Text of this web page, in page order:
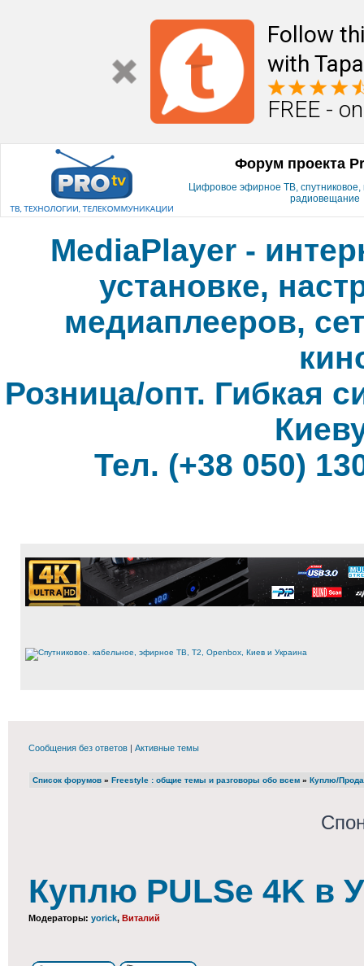
Follow
with
FREE -
Форум проекта
Цифровое эфирное ТВ, спутниковое,
радиовещание
MediaPlayer -
установке,
медиаплееров,
Розница/опт. Гибкая
Тел. (+38 050)
Сообщения без ответов | Активные темы
Список форумов » Freestyle : общие темы и разговоры обо всем » Куплю/
Куплю PULSe 4K в
Модераторы: yorick, Виталий